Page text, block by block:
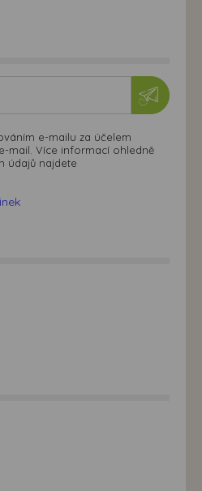
e-mailu za účelem
mail. Více informací ohledně
údajů najdete